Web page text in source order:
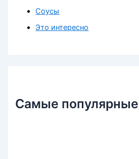
Соусы
Это интересно
Самые популярные